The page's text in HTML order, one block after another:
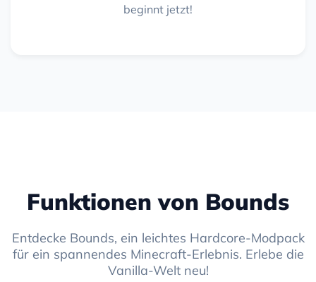
beginnt jetzt!
Funktionen von Bounds
Entdecke Bounds, ein leichtes Hardcore-Modpack
für ein spannendes Minecraft-Erlebnis. Erlebe die
Vanilla-Welt neu!